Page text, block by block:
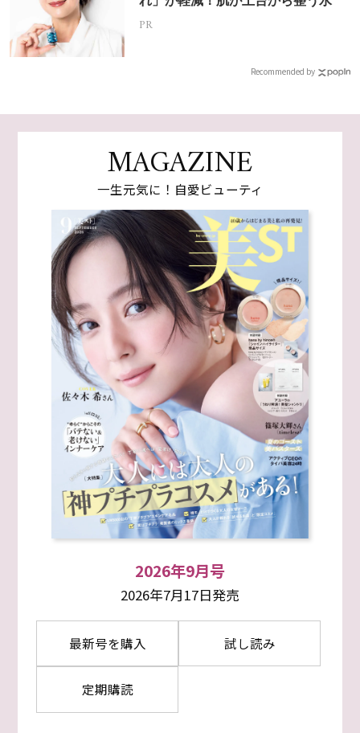
PR
Recommended by
MAGAZINE
一生元気に！自愛ビューティ
2026年9月号
2026年7月17日発売
最新号を購入 試し読み
定期購読